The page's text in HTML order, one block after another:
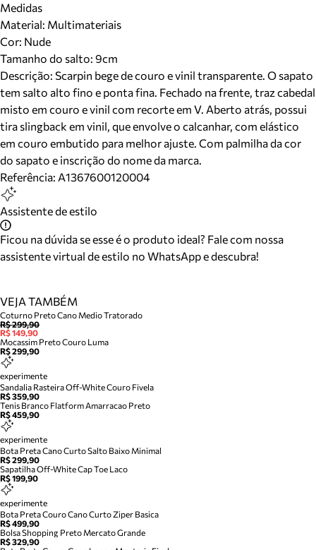
Medidas
Material: Multimateriais
Cor: Nude
Tamanho do salto: 9cm
Descrição: Scarpin bege de couro e vinil transparente. O sapato
tem salto alto fino e ponta fina. Fechado na frente, traz cabedal
misto em couro e vinil com recorte em V. Aberto atrás, possui
tira slingback em vinil, que envolve o calcanhar, com elástico
em couro embutido para melhor ajuste. Com palmilha da cor
do sapato e inscrição do nome da marca.
Referência: A1367600120004
Assistente de estilo
Ficou na dúvida se esse é o produto ideal? Fale com nossa
assistente virtual de estilo no WhatsApp e descubra!
VEJA TAMBÉM
Coturno Preto Cano Medio Tratorado
R$ 299,90
R$ 149,90
Mocassim Preto Couro Luma
R$ 299,90
experimente
Sandalia Rasteira Off-White Couro Fivela
R$ 359,90
Tenis Branco Flatform Amarracao Preto
R$ 459,90
experimente
Bota Preta Cano Curto Salto Baixo Minimal
R$ 299,90
Sapatilha Off-White Cap Toe Laco
R$ 199,90
experimente
Bota Preta Couro Cano Curto Ziper Basica
R$ 499,90
Bolsa Shopping Preto Mercato Grande
R$ 329,90